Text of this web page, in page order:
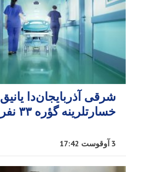
شرقی آذربایجان‌دا یانیق
خسارتلرینه گؤره ۳۳ نفر اؤلدو
3 آوقوست 17:42